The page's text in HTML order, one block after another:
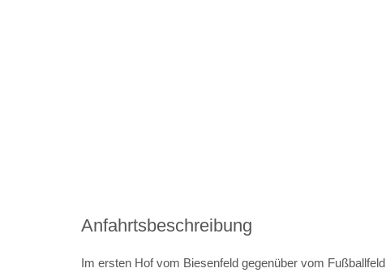
Anfahrtsbeschreibung
Im ersten Hof vom Biesenfeld gegenüber vom Fußballfeld